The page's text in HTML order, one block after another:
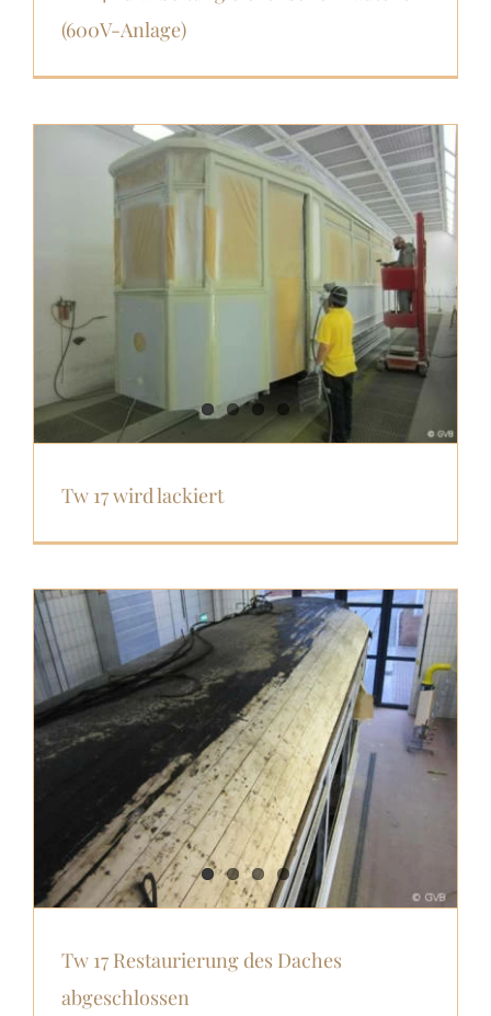
(600V-Anlage)
Tw 17 wird lackiert
Tw 17 Restaurierung des Daches
abgeschlossen